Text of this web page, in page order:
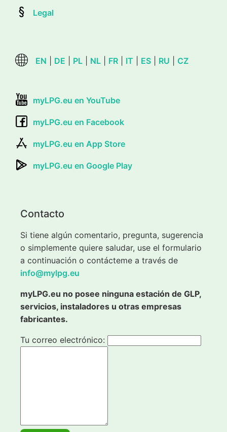
Legal
EN DE PL NL FR IT ES RU CZ
myLPG.eu en YouTube
myLPG.eu en Facebook
myLPG.eu en App Store
myLPG.eu en Google Play
Contacto
Si tiene algún comentario, pregunta, sugerencia
o simplemente quiere saludar, use el formulario
a continuación o contácteme a través de
info@mylpg.eu
myLPG.eu no posee ninguna estación de GLP,
servicios, instaladores u otras empresas
fabricantes.
Tu correo electrónico: